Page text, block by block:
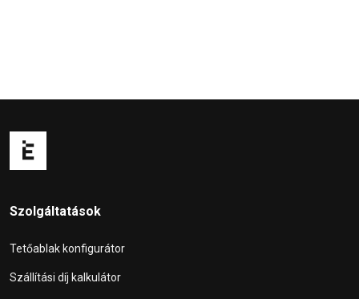
Szolgáltatások
Tetőablak konfigurátor
Szállítási díj kalkulátor